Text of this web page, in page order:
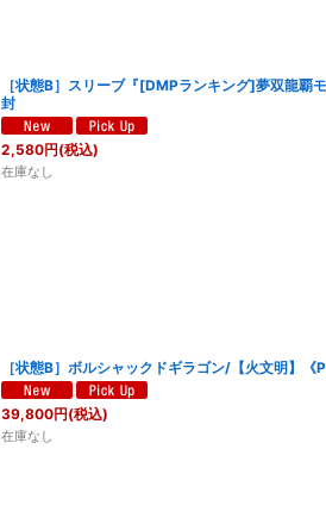
［状態B］スリーブ『[DMPランキング]夢双龍覇
封
2,580円(税込)
在庫なし
［状態B］ボルシャックドギラゴン/【火文明】《
39,800円(税込)
在庫なし